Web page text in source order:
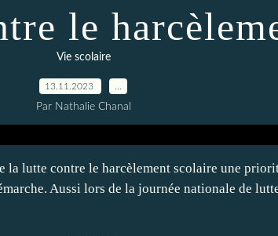
le
Vie scolaire
13.11.2023
Par Nathalie Chanal
la lutte contre le harcèlement scolaire une
Aussi lors de la journée nationale de